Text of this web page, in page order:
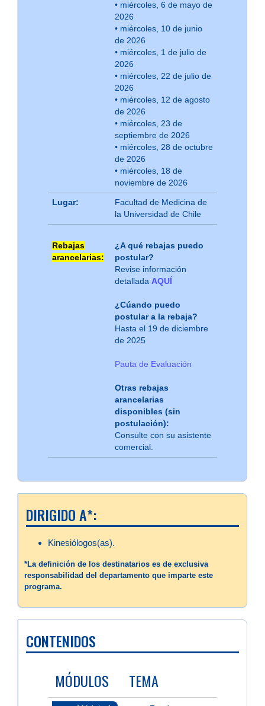
• miércoles, 6 de mayo de
2026
• miércoles, 10 de junio
de 2026
• miércoles, 1 de julio de
2026
• miércoles, 22 de julio de
2026
• miércoles, 12 de agosto
de 2026
• miércoles, 23 de
septiembre de 2026
• miércoles, 28 de octubre
de 2026
• miércoles, 18 de
noviembre de 2026
Lugar:
Facultad de Medicina de
la Universidad de Chile
Rebajas
arancelarias:
¿A qué rebajas puedo
postular?
Revise información
detallada AQUÍ
¿Cúando puedo
postular a la rebaja?
Hasta el 19 de diciembre
de 2025
Pauta de Evaluación
Otras rebajas
arancelarias
disponibles (sin
postulación):
Consulte con su asistente
comercial.
DIRIGIDO A*:
Kinesiólogos(as).
*La definición de los destinatarios es de exclusiva
responsabilidad del departamento que imparte este
programa.
CONTENIDOS
MÓDULOS
TEMA